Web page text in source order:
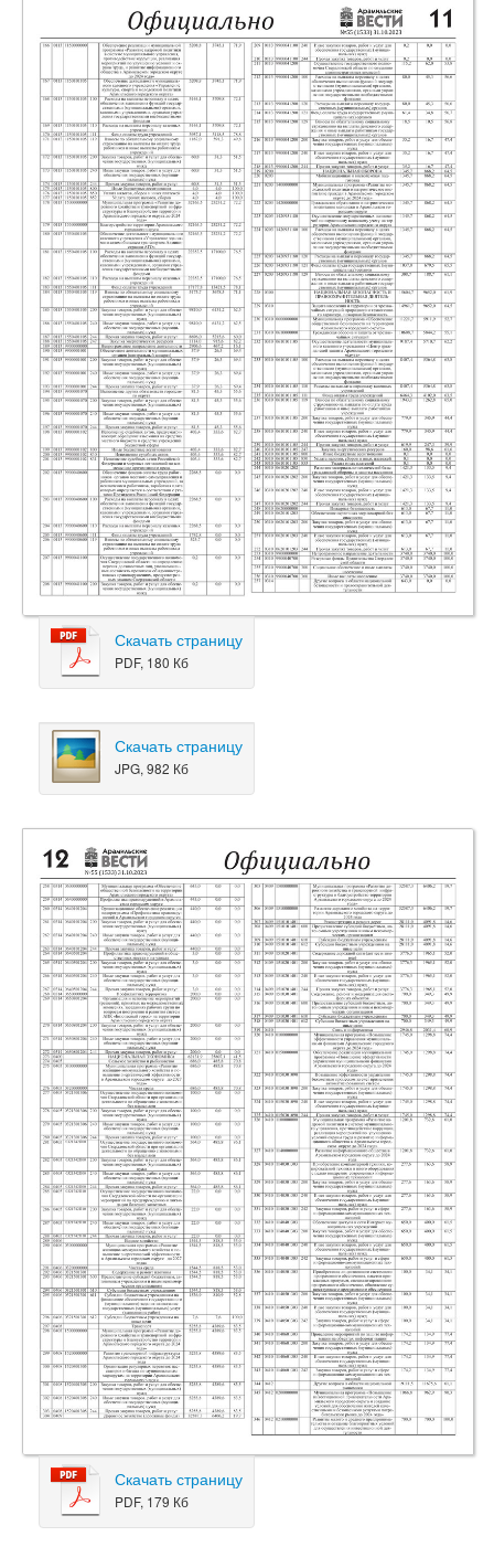
Скачать страницу
PDF, 180 Кб
Скачать страницу
JPG, 982 Кб
Скачать страницу
PDF, 179 Кб